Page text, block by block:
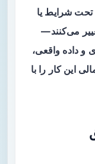
تحت شرایط یا
می‌کنند—
و داده واقعی،
این کار را با